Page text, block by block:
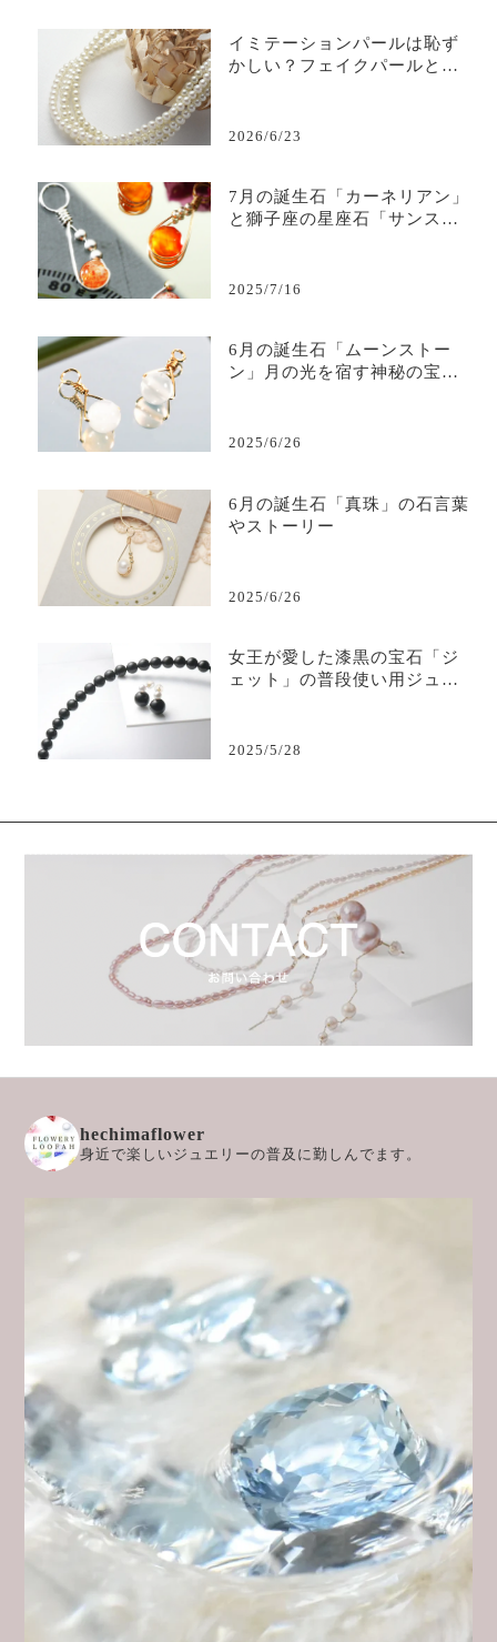
イミテーションパールは恥ず
かしい？フェイクパールと本
2026/6/23
7月の誕生石「カーネリアン」
と獅子座の星座石「サンスト
2025/7/16
6月の誕生石「ムーンストー
ン」月の光を宿す神秘の宝石
2025/6/26
6月の誕生石「真珠」の石言葉
やストーリー
2025/6/26
女王が愛した漆黒の宝石「ジ
ェット」の普段使い用ジュエ
2025/5/28
hechimaflower
身近で楽しいジュエリーの普及に勤しんでます。